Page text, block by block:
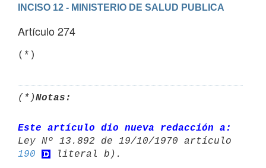
INCISO 12 - MINISTERIO DE SALUD PUBLICA
Artículo 274
(*)
(*)Notas:
Este artículo dio nueva redacción a:
190